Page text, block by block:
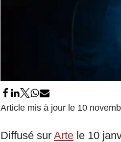
Article mis à jour le 10
Diffusé sur Arte le 10